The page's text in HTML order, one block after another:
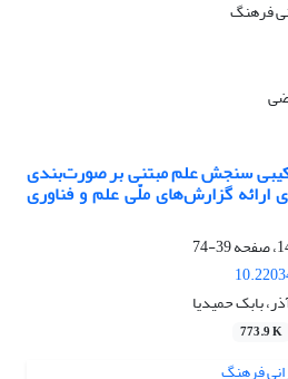
سنجش علم مبتنی بر صورت‌بندی
ارائه گزارش‌های ملّی علم و فناوری
39-74
بابک حمیدیا
773.9 K